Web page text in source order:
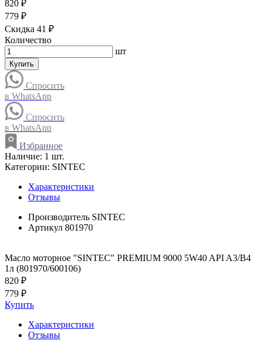
820 ₽
779 ₽
Скидка 41 ₽
Количество
шт
Купить
Спросить
в WhatsApp
Спросить
в WhatsApp
Избранное
Наличие: 1 шт.
Категории: SINTEC
Характеристики
Отзывы
Производитель SINTEC
Артикул 801970
Масло моторное "SINTEC" PREMIUM 9000 5W40 API A3/B4
1л (801970/600106)
820 ₽
779 ₽
Купить
Характеристики
Отзывы